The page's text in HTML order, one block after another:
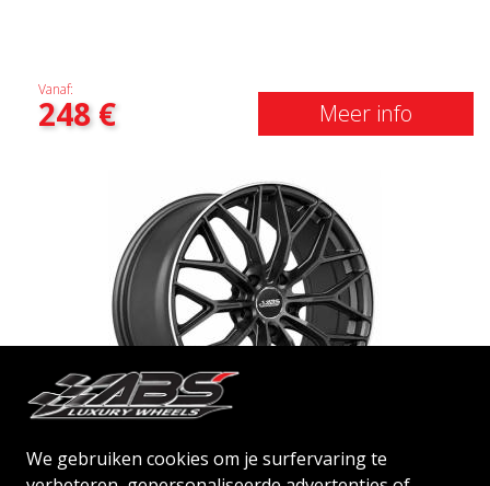
We gebruiken cookies om je surfervaring te
Vanaf:
248€ Meer info
ABS F93